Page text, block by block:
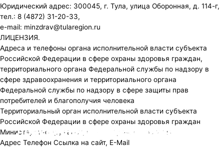
Медицинский центр "Опора"
Все виды анализов
Аппарат УЗИ
Суточное мониторирование
Лечение магнитно-ик-лазерным
Юридический адрес: 300045, г. Тула, улица Оборонная, д. 114-г,
тел.: 8 (4872) 31-20-33,
e-mail: minzdrav@tularegion.ru
ЛИЦЕНЗИЯ.
Адреса и телефоны органа исполнительной власти субъекта
Российской Федерации в сфере охраны здоровья граждан,
территориального органа Федеральной службы по надзору в
сфере здравоохранения и территориального органа
Федеральной службы по надзору в сфере защиты прав
потребителей и благополучия человека
Территориальный орган исполнительной власти субъекта
Российской Федерации в сфере охраны здоровья граждан
Министерство здравоохранения Тульской области
Адрес Телефон Ссылка на сайт, E-Mail